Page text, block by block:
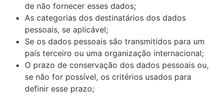
de não fornecer esses dados;
As categorias dos destinatários dos dados
pessoais, se aplicável;
Se os dados pessoais são transmitidos para um
país terceiro ou uma organização internacional;
O prazo de conservação dos dados pessoais ou,
se não for possível, os critérios usados para
definir esse prazo;